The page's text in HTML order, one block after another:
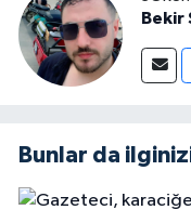
Bekir
Bunlar da